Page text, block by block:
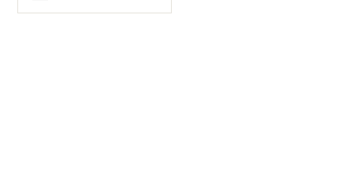
Yxkullsgatan
Typ